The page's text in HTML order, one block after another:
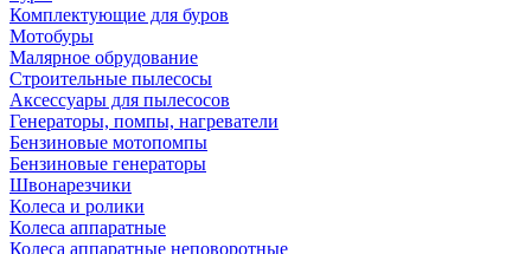
Комплектующие для буров
Мотобуры
Малярное обрудование
Строительные пылесосы
Аксессуары для пылесосов
Генераторы, помпы, нагреватели
Бензиновые мотопомпы
Бензиновые генераторы
Швонарезчики
Колеса и ролики
Колеса аппаратные
Колеса аппаратные неповоротные